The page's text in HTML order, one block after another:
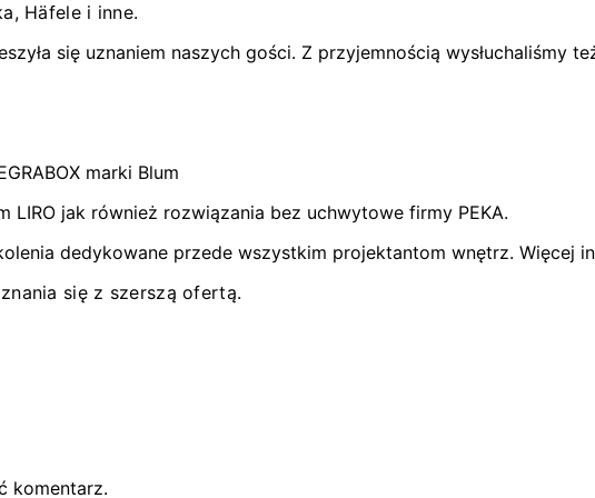
Häfele i inne.
się uznaniem naszych gości. Z przyjemnością wysłuchaliśmy
marki Blum
LIRO jak również rozwiązania bez uchwytowe firmy PEKA.
dedykowane przede wszystkim projektantom wnętrz. Więcej
się z szerszą ofertą.
komentarz.